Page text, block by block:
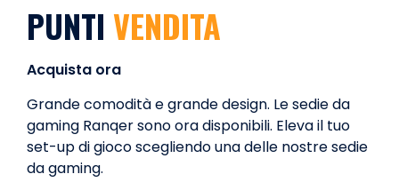
PUNTI VENDITA
Acquista ora
Grande comodità e grande design. Le sedie da
gaming Ranqer sono ora disponibili. Eleva il tuo
set-up di gioco scegliendo una delle nostre sedie
da gaming.